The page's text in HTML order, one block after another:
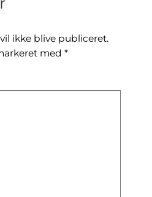
ikke blive publiceret.
med*